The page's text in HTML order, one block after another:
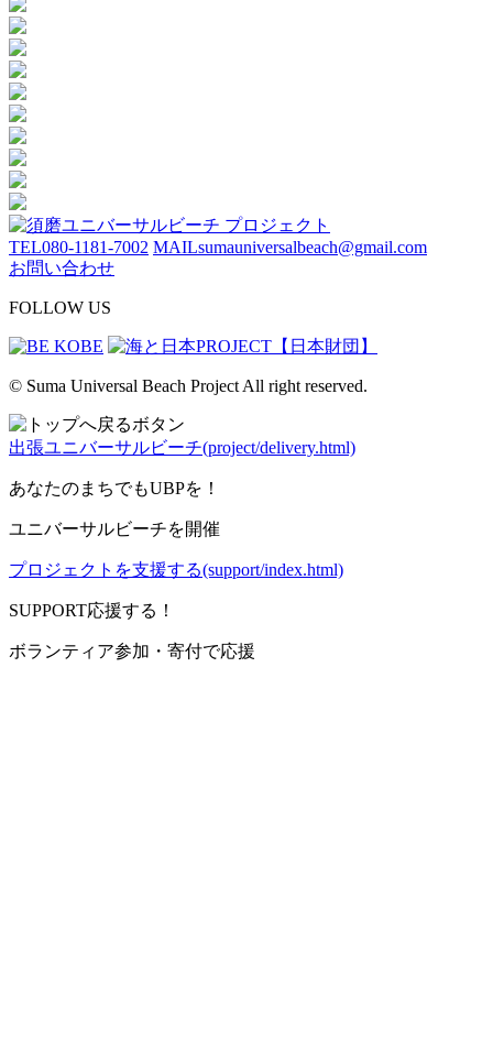
TEL080-1181-7002 MAILsumauniversalbeach@gmail.com
お問い合わせ
FOLLOW US
© Suma Universal Beach Project All right reserved.
出張ユニバーサルビーチ(project/delivery.html)
あなたのまちでもUBPを！
ユニバーサルビーチを開催
プロジェクトを支援する(support/index.html)
SUPPORT応援する！
ボランティア参加・寄付で応援